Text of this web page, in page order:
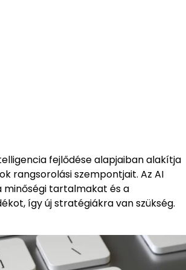
fejlődése alapjaiban alakítja
rangsorolási szempontjait. Az AI
minőségi tartalmakat és a
így új stratégiákra van szükség.